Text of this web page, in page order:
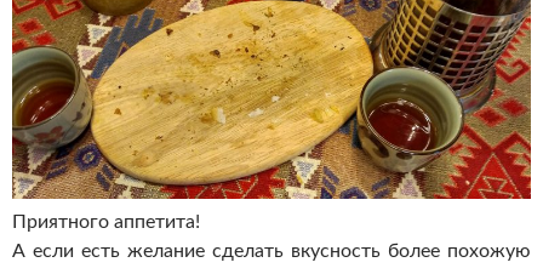
Приятного аппетита!
А если есть желание сделать вкусность более похожую